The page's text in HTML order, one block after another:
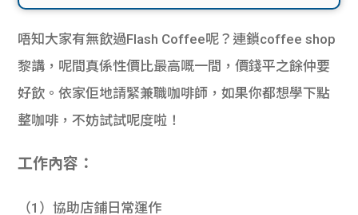
唔知大家有無飲過Flash Coffee呢？連鎖coffee shop
黎講，呢間真係性價比最高嘅一間，價錢平之餘仲要
好飲。依家佢地請緊兼職咖啡師，如果你都想學下點
整咖啡，不妨試試呢度啦！
工作內容：
（1）協助店鋪日常運作